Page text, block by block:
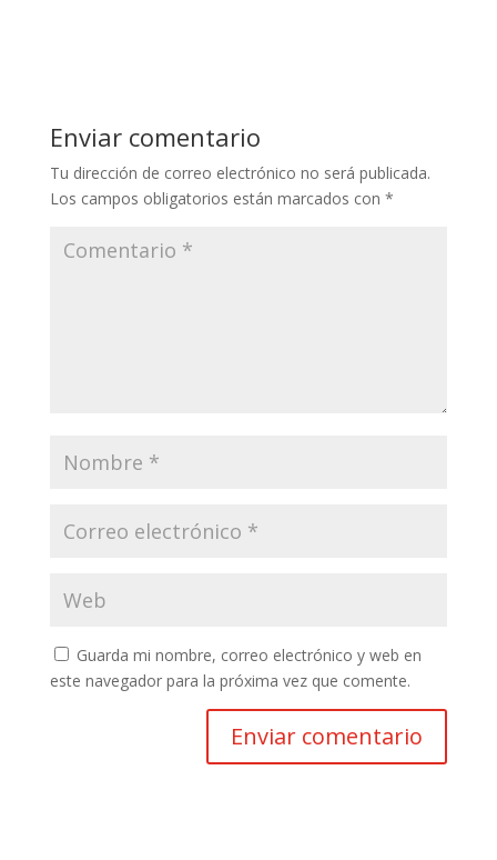
Enviar comentario
Tu dirección de correo electrónico no será publicada.
Los campos obligatorios están marcados con *
Guarda mi nombre, correo electrónico y web en
este navegador para la próxima vez que comente.